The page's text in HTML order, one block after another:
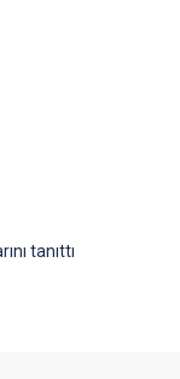
tanıttı